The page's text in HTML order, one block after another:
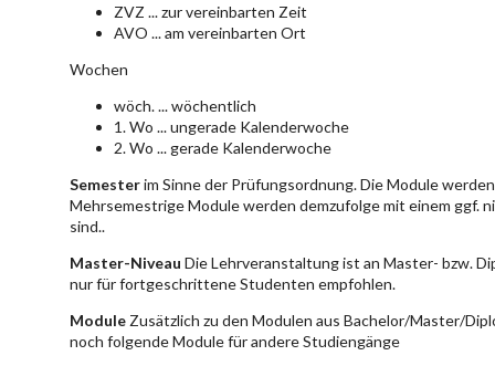
ZVZ ... zur vereinbarten Zeit
AVO ... am vereinbarten Ort
Wochen
wöch. ... wöchentlich
1. Wo ... ungerade Kalenderwoche
2. Wo ... gerade Kalenderwoche
Semesterim Sinne der Prüfungsordnung. Die Module
Mehrsemestrige Module werden demzufolge mit einem ggf.
sind..
Master-Niveau Die Lehrveranstaltung ist an Master- bzw.
nur für fortgeschrittene Studenten empfohlen.
Module Zusätzlich zu den Modulen aus Bachelor/Master/
noch folgende Module für andere Studiengänge